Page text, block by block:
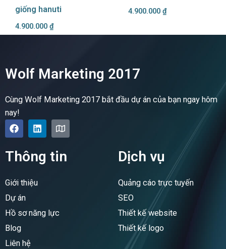
giống hanuti
4.900.000 ₫
4.900.000 ₫
Wolf Marketing 2017
Cùng Wolf Marketing 2017 bắt đầu dự án của bạn ngay hôm
nay!
F
a
c
e
b
o
k
L
i
n
e
n
M
a
p
Thông tin
Giới thiệu
Dự án
Hồ sơ năng lực
Blog
Liên hệ
Dịch vụ
Quảng cáo trực tuyến
SEO
Thiết kế website
Thiết kế logo